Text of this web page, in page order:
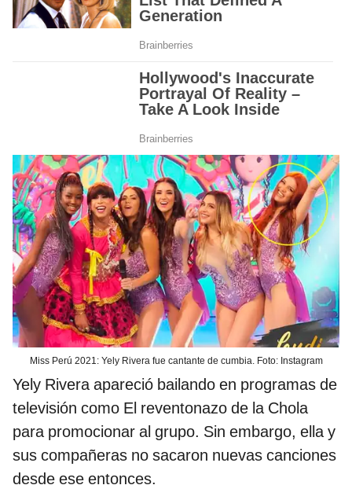
Miss Perú 2021: Yely Rivera fue cantante de cumbia. Foto: Instagram
Yely Rivera apareció bailando en programas de
televisión como El reventonazo de la Chola
para promocionar al grupo. Sin embargo, ella y
sus compañeras no sacaron nuevas canciones
desde ese entonces.